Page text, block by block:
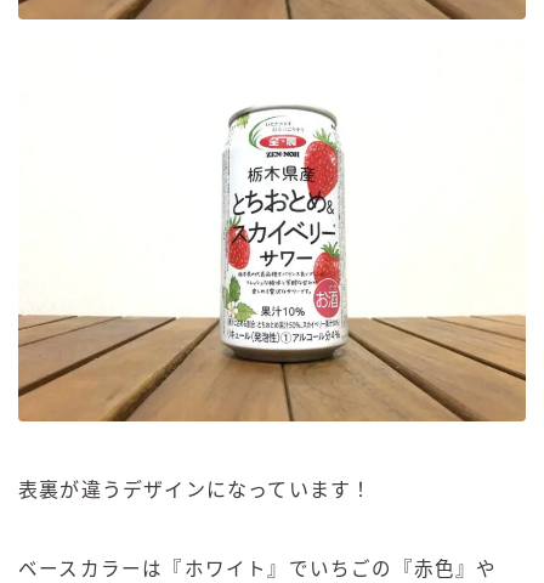
表裏が違うデザインになっています！
ベースカラーは『ホワイト』でいちごの『赤色』や